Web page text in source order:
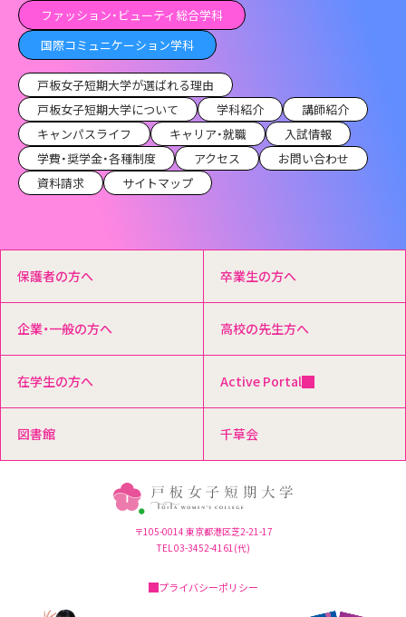
ファッション・ビューティ総合学科
国際コミュニケーション学科
戸板女子短期大学が選ばれる理由
戸板女子短期大学について
学科紹介
講師紹介
キャンパスライフ
キャリア・就職
入試情報
学費・奨学金・各種制度
アクセス
お問い合わせ
資料請求
サイトマップ
保護者の方へ 卒業生の方へ
企業・一般の方へ 高校の先生方へ
在学生の方へ Active Portal
図書館 千草会
〒105-0014 東京都港区芝2-21-17
TEL 03-3452-4161(代)
プライバシーポリシー